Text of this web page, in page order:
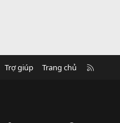
Trợ giúp Trang chủ